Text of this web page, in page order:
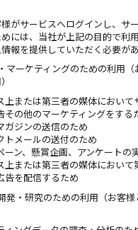
がサービスへログインし、サ
には、当社が上記の目的で利
報を提供していただく必要があ
マーケティングのための利用
上または第三者の媒体において
その他のマーケティングをする
ガジンの送信のため
トメールの送付のため
ーン、懸賞企画、アンケートの
上または第三者の媒体において
告を配信するため
発・研究のための利用（お客